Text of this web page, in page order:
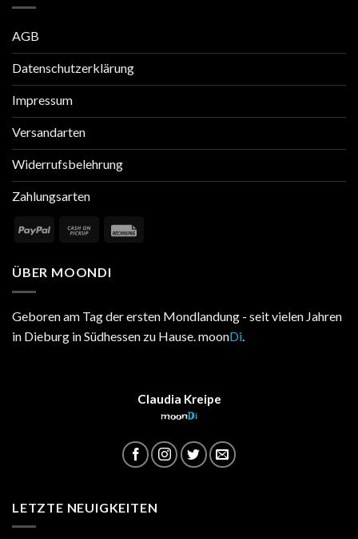
AGB
Datenschutzerklärung
Impressum
Versandarten
Widerrufsbelehrung
Zahlungsarten
ÜBER MOONDI
Geboren am Tag der ersten Mondlandung - seit vielen Jahren
in Dieburg in Südhessen zu Hause. moonDi.
Claudia Kreipe
moonDi
LETZTE NEUIGKEITEN